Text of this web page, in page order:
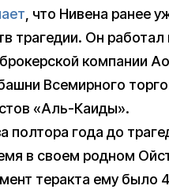
, что Нивена ранее
трагедии. Он
компании
Всемирного
«Аль-Каиды».
года до
в своем родном
теракта ему было